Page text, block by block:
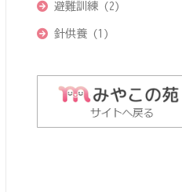
避難訓練 (2)
針供養 (1)